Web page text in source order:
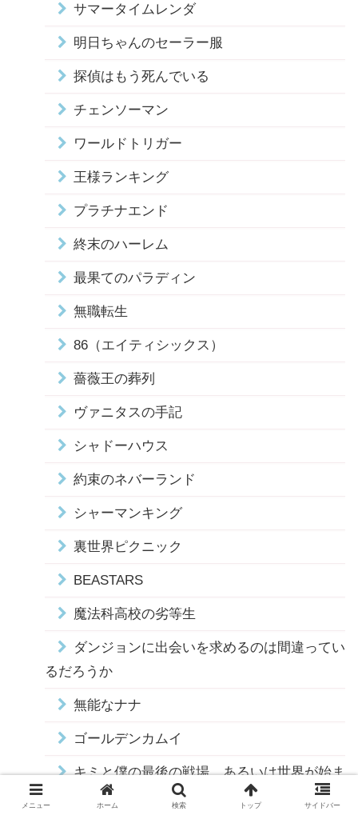
サマータイムレンダ
明日ちゃんのセーラー服
探偵はもう死んでいる
チェンソーマン
ワールドトリガー
王様ランキング
プラチナエンド
終末のハーレム
最果てのパラディン
無職転生
86（エイティシックス）
薔薇王の葬列
ヴァニタスの手記
シャドーハウス
約束のネバーランド
シャーマンキング
裏世界ピクニック
BEASTARS
魔法科高校の劣等生
ダンジョンに出会いを求めるのは間違ってい
るだろうか
無能なナナ
ゴールデンカムイ
キミと僕の最後の戦場、あるいは世界が始ま
メニュー ホーム 検索 トップ サイドバー